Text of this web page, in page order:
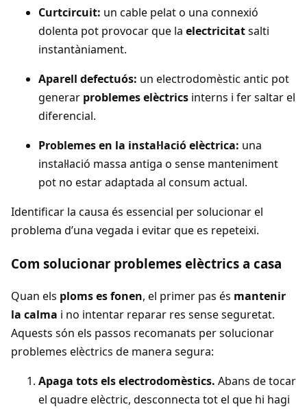
Curtcircuit: un cable pelat o una connexió
dolenta pot provocar que la electricitatsalti
instantàniament.
Aparell defectuós: un electrodomèstic antic pot
generar problemes elèctrics interns i fer saltar el
diferencial.
Problemes en la instal·lació elèctrica: una
instal·lació massa antiga o sense manteniment
pot no estar adaptada al consum actual.
Identificar la causa és essencial per solucionar el
problema d’una vegada i evitar que es repeteixi.
Com solucionar problemes elèctrics a casa
Quan els ploms es fonen, el primer pas és mantenir
la calma i no intentar reparar res sense seguretat.
Aquests són els passos recomanats per solucionar
problemes elèctrics de manera segura:
Apaga tots els electrodomèstics. Abans de tocar
el quadre elèctric, desconnecta tot el que hi hagi